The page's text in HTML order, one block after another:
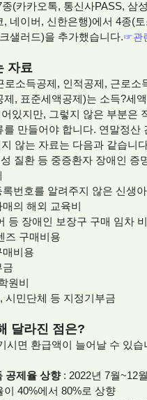
(카카오톡, 통신사PASS, 삼
, 네이버, 신한은행)에서 4종(
샐러드)을 추가했습니다.☞관
자료
로소득공제, 인적공제, 근로소
제, 표준세액공제)는 소득?세
있지만, 그렇지 않은 부분은
를 만들어야 합니다. 연말정산
않는 자료는 다음과 같습니
질환 등 중증환자 장애인 증
번호를 알려주지 않은 신생아
의 해외 교육비
등 장애인 보장구 구매 임차
즈 구매비용
비용
금
원비
시민단체 등 지정기부금
달라진 점은?
시면 환급액이 늘어날 수 있습
공제율 상향: 2022년 7월~12
이 40%에서 80%로 상향